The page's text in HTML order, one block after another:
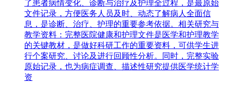
了患者病情变化、诊断与治疗及护理全过程，是最原始
文件记录，方便医务人员及时、动态了解病人全面信
息，是诊断、治疗、护理的重要参考依据。相关研究与
教学资料：完整医院健康和护理文件是医学和护理教学
的关键教材，是做好科研工作的重要资料，可供学生进
行个案研究、讨论及进行回顾性分析。同时，完整实验
原始记录，也为病症调查、描述性研究提供医学统计学
资